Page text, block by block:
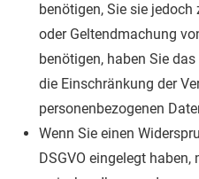
benötigen, Sie sie
oder Geltendmachung
benötigen, haben Sie
die Einschränkung der
personenbezogenen
Wenn Sie einen
DSGVO eingelegt